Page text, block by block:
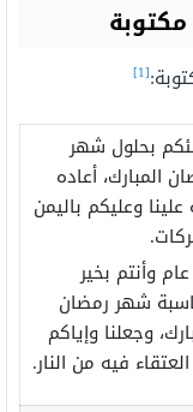
[1]
بحلول شهر
المبارك، أعاده
علينا وعليكم باليمن
وأنتم بخير
شهر رمضان
وجعلنا وإياكم
فيه من النار.